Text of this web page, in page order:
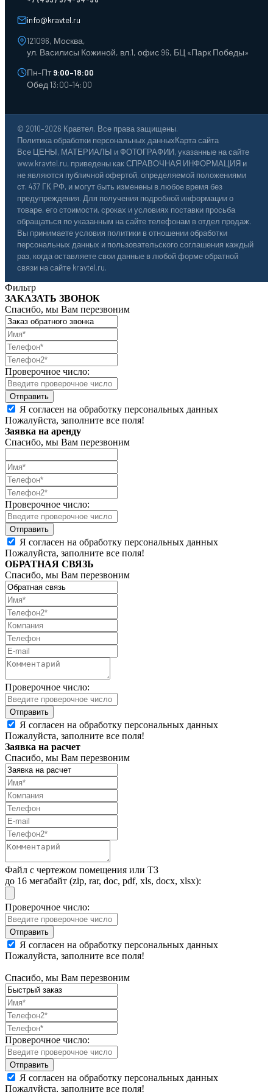
Тележки для склада
info@kravtel.ru
121096, Москва,
ул. Василисы Кожиной, вл.1, офис 96, БЦ «Парк Победы»
Пн–Пт9:00–18:00
Обед 13:00–14:00
© 2010–2026 Кравтел. Все права защищены.
Политика обработки персональных данныхКарта сайта
Все ЦЕНЫ, МАТЕРИАЛЫ и ФОТОГРАФИИ, указанные на сайте
www.kravtel.ru, приведены как СПРАВОЧНАЯ ИНФОРМАЦИЯ и
не являются публичной офертой, определяемой положениями
ст. 437 ГК РФ, и могут быть изменены в любое время без
предупреждения. Для получения подробной информации о
товаре, его стоимости, сроках и условиях поставки просьба
обращаться по указанным на сайте телефонам в отдел продаж.
Вы принимаете условия политики в отношении обработки
персональных данных и пользовательского соглашения каждый
раз, когда оставляете свои данные в любой форме обратной
связи на сайте kravtel.ru.
Фильтр
ЗАКАЗАТЬ ЗВОНОК
Спасибо, мы Вам перезвоним
Проверочное число:
Я согласен на обработку персональных данных
Пожалуйста, заполните все поля!
Заявка на аренду
Спасибо, мы Вам перезвоним
Проверочное число:
Я согласен на обработку персональных данных
Пожалуйста, заполните все поля!
ОБРАТНАЯ СВЯЗЬ
Спасибо, мы Вам перезвоним
Проверочное число:
Я согласен на обработку персональных данных
Пожалуйста, заполните все поля!
Заявка на расчет
Спасибо, мы Вам перезвоним
Файл с чертежом помещения или ТЗ
до 16 мегабайт (zip, rar, doc, pdf, xls, docx, xlsx):
Проверочное число:
Я согласен на обработку персональных данных
Пожалуйста, заполните все поля!
Спасибо, мы Вам перезвоним
Проверочное число:
Я согласен на обработку персональных данных
Пожалуйста, заполните все поля!